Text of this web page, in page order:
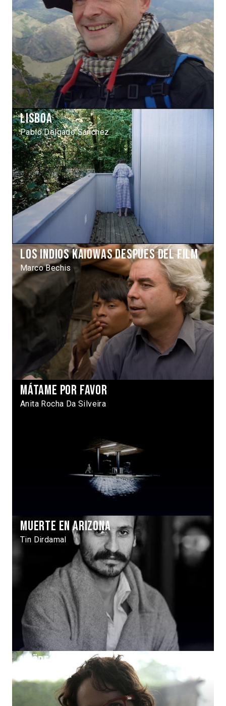
Lisboa
Pablo Delgado Sánchez
Los indios kaiowas despues del film
Marco Bechis
Mátame por favor
Anita Rocha Da Silveira
Muerte en Arizona
Tin Dirdamal
Ngöbe
Laura Astorga